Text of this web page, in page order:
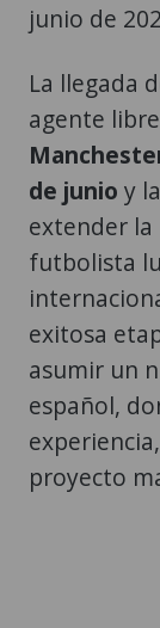
junio de
La llegada
agente
de junio y
extender
futbolista
exitosa
asumir un
español,
proyecto